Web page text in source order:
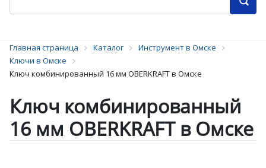
Главная страница Каталог
Инструмент в Омске
Ключи в Омске
Ключ комбинированный 16 мм OBERKRAFT в Омске
Ключ комбинированный
16 мм OBERKRAFT в Омске